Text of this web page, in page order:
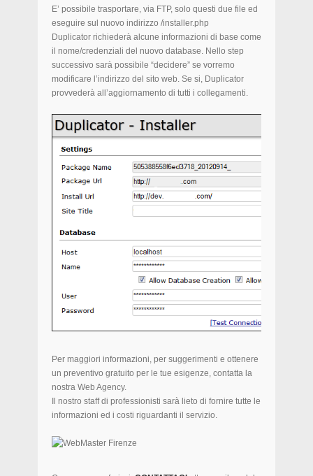
E’ possibile trasportare, via FTP, solo questi due file ed
eseguire sul nuovo indirizzo /installer.php
Duplicator richiederà alcune informazioni di base come
il nome/credenziali del nuovo database. Nello step
successivo sarà possibile “decidere” se vorremo
modificare l’indirizzo del sito web. Se si, Duplicator
provvederà all’aggiornamento di tutti i collegamenti.
Per maggiori informazioni, per suggerimenti e ottenere
un preventivo gratuito per le tue esigenze, contatta la
nostra Web Agency.
Il nostro staff di professionisti sarà lieto di fornire tutte le
informazioni ed i costi riguardanti il servizio.